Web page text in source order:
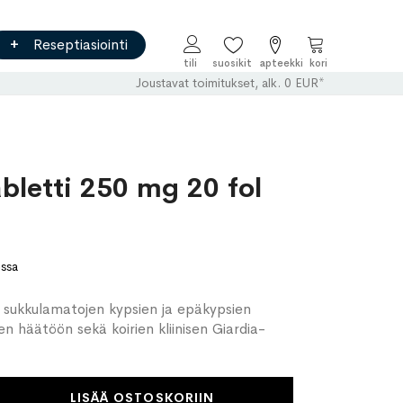
Reseptiasiointi
Ostoskori
Joustavat toimitukset, alk. 0 EUR*
250 mg 20 fol
kypsien ja epäkypsien
häätöön sekä koirien kliinisen Giardia-
LISÄÄ OSTOSKORIIN